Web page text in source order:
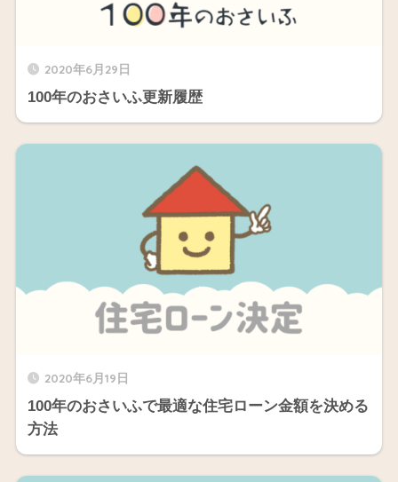
2020年6月29日
100年のおさいふ更新履歴
2020年6月19日
100年のおさいふで最適な住宅ローン金額を決める
方法